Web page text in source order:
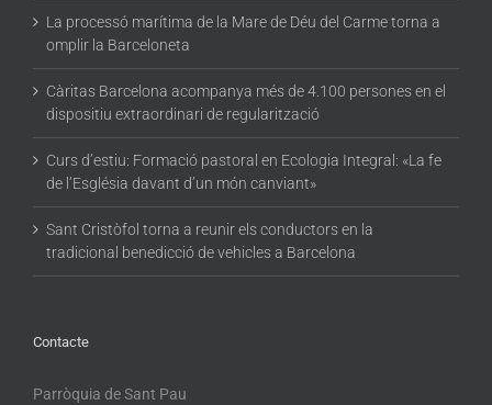
La processó marítima de la Mare de Déu del Carme torna a
omplir la Barceloneta
Càritas Barcelona acompanya més de 4.100 persones en el
dispositiu extraordinari de regularització
Curs d’estiu: Formació pastoral en Ecologia Integral: «La fe
de l’Església davant d’un món canviant»
Sant Cristòfol torna a reunir els conductors en la
tradicional benedicció de vehicles a Barcelona
Contacte
Parròquia de Sant Pau